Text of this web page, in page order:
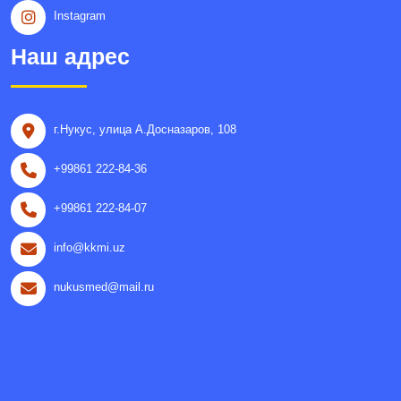
Instagram
Наш адрес
г.Нукус, улица A.Досназаров, 108
+99861 222-84-36
+99861 222-84-07
info@kkmi.uz
nukusmed@mail.ru